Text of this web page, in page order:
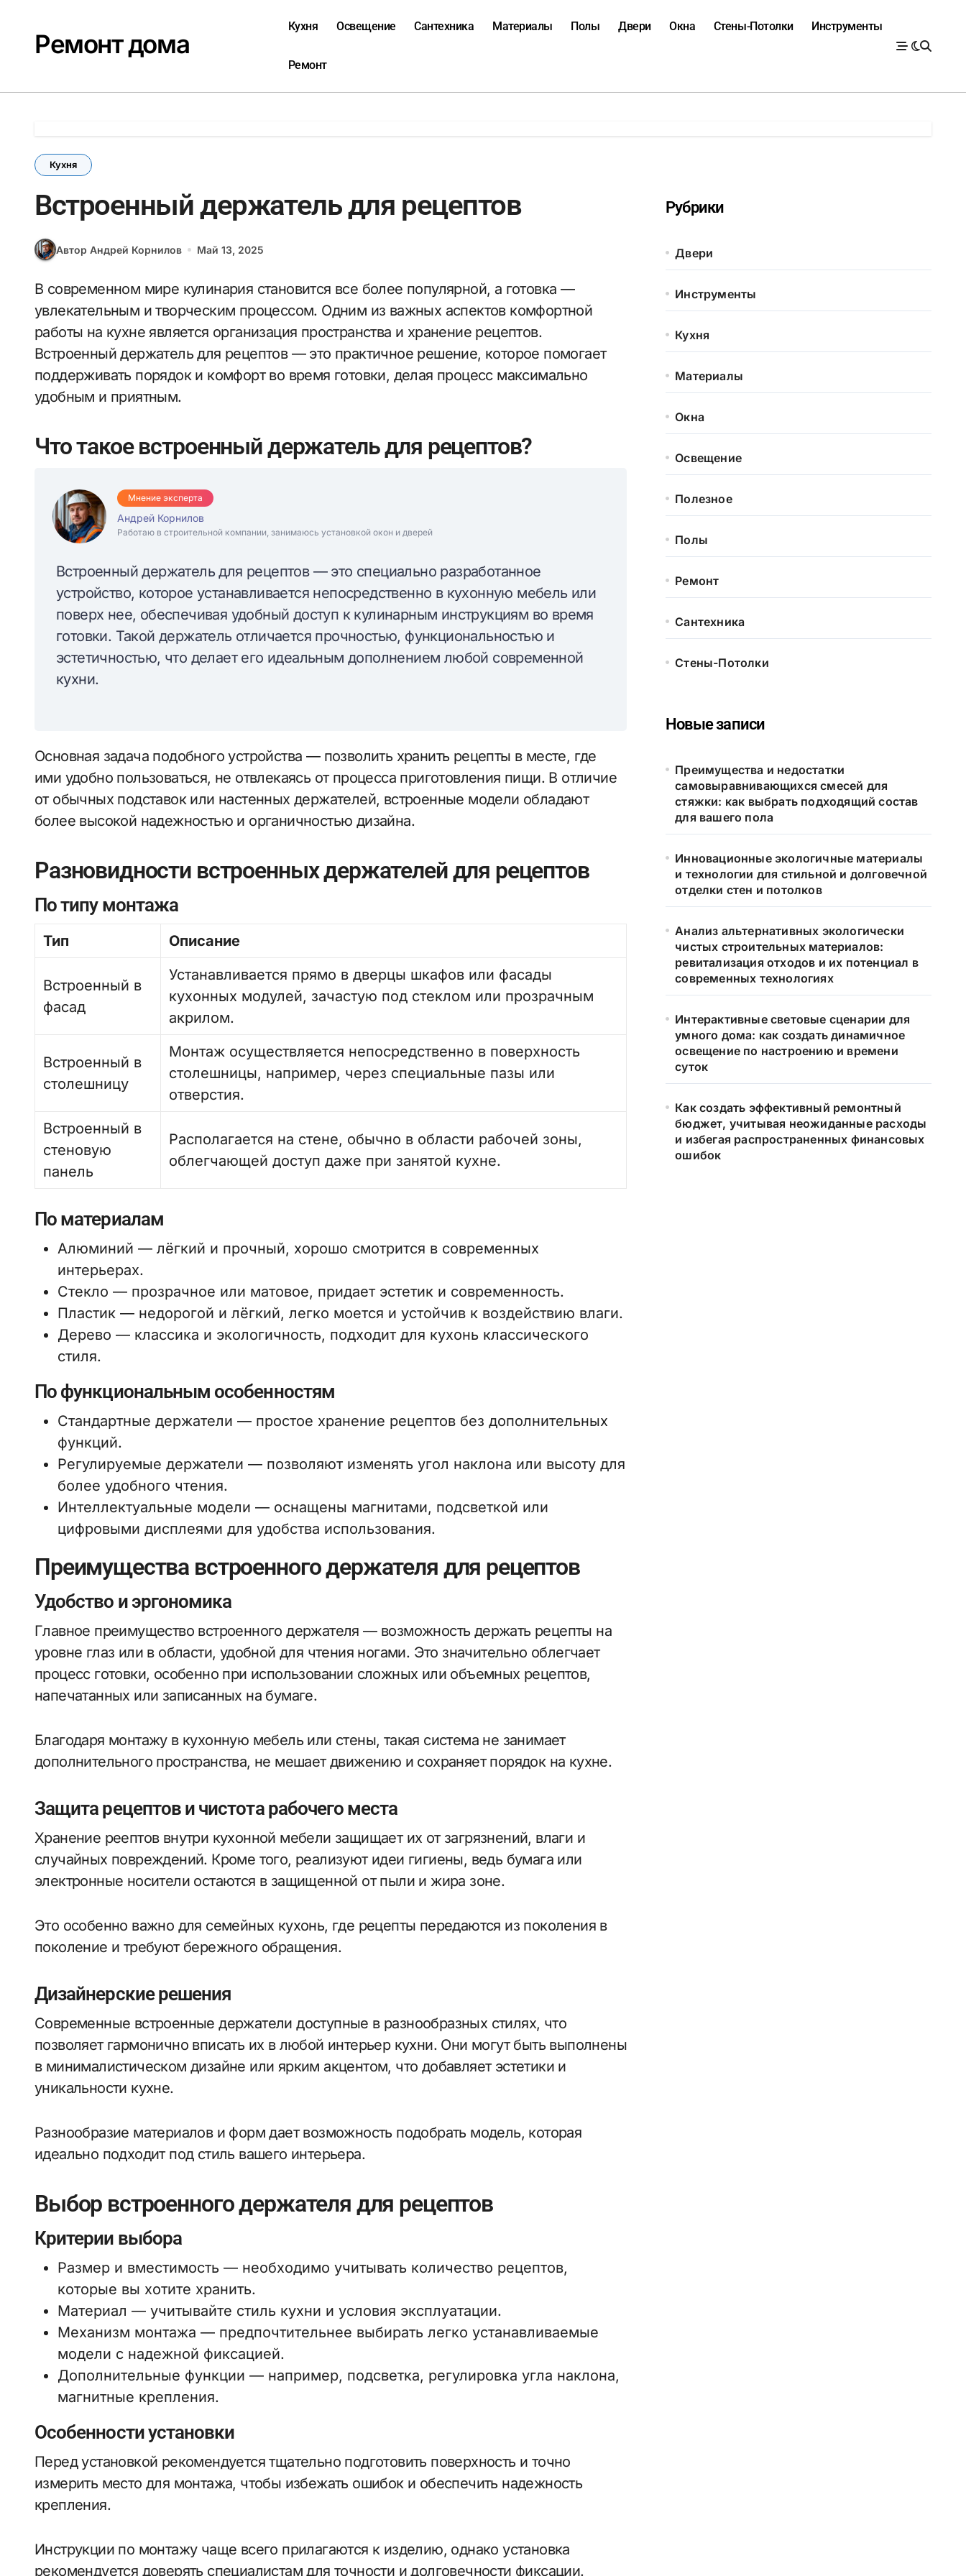
содержаниюРемонт дома
Кухня Освещение Сантехника Материалы Полы Двери Окна Стены-Потолки Инструменты
Ремонт
Кухня
Встроенный держатель для рецептов
Автор Андрей Корнилов Май 13, 2025
В современном мире кулинария становится все более популярной, а готовка —
увлекательным и творческим процессом. Одним из важных аспектов комфортной
работы на кухне является организация пространства и хранение рецептов.
Встроенный держатель для рецептов — это практичное решение, которое помогает
поддерживать порядок и комфорт во время готовки, делая процесс максимально
удобным и приятным.
Что такое встроенный держатель для рецептов?
Мнение эксперта
Андрей Корнилов
Работаю в строительной компании, занимаюсь установкой окон и дверей
Встроенный держатель для рецептов — это специально разработанное
устройство, которое устанавливается непосредственно в кухонную мебель или
поверх нее, обеспечивая удобный доступ к кулинарным инструкциям во время
готовки. Такой держатель отличается прочностью, функциональностью и
эстетичностью, что делает его идеальным дополнением любой современной
кухни.
Основная задача подобного устройства — позволить хранить рецепты в месте, где
ими удобно пользоваться, не отвлекаясь от процесса приготовления пищи. В отличие
от обычных подставок или настенных держателей, встроенные модели обладают
более высокой надежностью и органичностью дизайна.
Разновидности встроенных держателей для рецептов
По типу монтажа
Тип Описание
Встроенный в
фасад
Устанавливается прямо в дверцы шкафов или фасады
кухонных модулей, зачастую под стеклом или прозрачным
акрилом.
Встроенный в
столешницу
Монтаж осуществляется непосредственно в поверхность
столешницы, например, через специальные пазы или
отверстия.
Встроенный в
стеновую
панель
Располагается на стене, обычно в области рабочей зоны,
облегчающей доступ даже при занятой кухне.
По материалам
Алюминий — лёгкий и прочный, хорошо смотрится в современных
интерьерах.
Стекло — прозрачное или матовое, придает эстетик и современность.
Пластик — недорогой и лёгкий, легко моется и устойчив к воздействию влаги.
Дерево — классика и экологичность, подходит для кухонь классического
стиля.
По функциональным особенностям
Стандартные держатели — простое хранение рецептов без дополнительных
функций.
Регулируемые держатели — позволяют изменять угол наклона или высоту для
более удобного чтения.
Интеллектуальные модели — оснащены магнитами, подсветкой или
цифровыми дисплеями для удобства использования.
Преимущества встроенного держателя для рецептов
Удобство и эргономика
Главное преимущество встроенного держателя — возможность держать рецепты на
уровне глаз или в области, удобной для чтения ногами. Это значительно облегчает
процесс готовки, особенно при использовании сложных или объемных рецептов,
напечатанных или записанных на бумаге.
Благодаря монтажу в кухонную мебель или стены, такая система не занимает
дополнительного пространства, не мешает движению и сохраняет порядок на кухне.
Защита рецептов и чистота рабочего места
Хранение реептов внутри кухонной мебели защищает их от загрязнений, влаги и
случайных повреждений. Кроме того, реализуют идеи гигиены, ведь бумага или
электронные носители остаются в защищенной от пыли и жира зоне.
Это особенно важно для семейных кухонь, где рецепты передаются из поколения в
поколение и требуют бережного обращения.
Дизайнерские решения
Современные встроенные держатели доступные в разнообразных стилях, что
позволяет гармонично вписать их в любой интерьер кухни. Они могут быть выполнены
в минималистическом дизайне или ярким акцентом, что добавляет эстетики и
уникальности кухне.
Разнообразие материалов и форм дает возможность подобрать модель, которая
идеально подходит под стиль вашего интерьера.
Выбор встроенного держателя для рецептов
Критерии выбора
Размер и вместимость — необходимо учитывать количество рецептов,
которые вы хотите хранить.
Материал — учитывайте стиль кухни и условия эксплуатации.
Механизм монтажа — предпочтительнее выбирать легко устанавливаемые
модели с надежной фиксацией.
Дополнительные функции — например, подсветка, регулировка угла наклона,
магнитные крепления.
Особенности установки
Перед установкой рекомендуется тщательно подготовить поверхность и точно
измерить место для монтажа, чтобы избежать ошибок и обеспечить надежность
крепления.
Инструкции по монтажу чаще всего прилагаются к изделию, однако установка
рекомендуется доверять специалистам для точности и долговечности фиксации.
Рубрики
Двери
Инструменты
Кухня
Материалы
Окна
Освещение
Полезное
Полы
Ремонт
Сантехника
Стены-Потолки
Новые записи
Преимущества и недостатки
самовыравнивающихся смесей для
стяжки: как выбрать подходящий состав
для вашего пола
Инновационные экологичные материалы
и технологии для стильной и долговечной
отделки стен и потолков
Анализ альтернативных экологически
чистых строительных материалов:
ревитализация отходов и их потенциал в
современных технологиях
Интерактивные световые сценарии для
умного дома: как создать динамичное
освещение по настроению и времени
суток
Как создать эффективный ремонтный
бюджет, учитывая неожиданные расходы
и избегая распространенных финансовых
ошибок